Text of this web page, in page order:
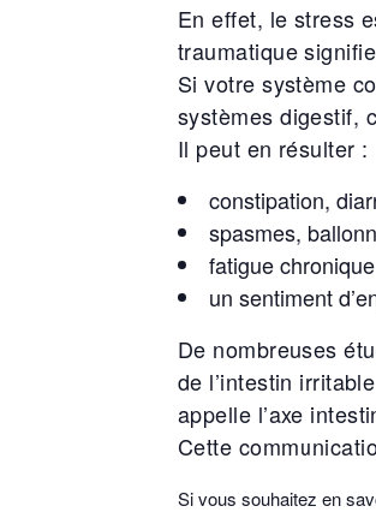
En effet, le stress
traumatique
Si votre système
systèmes digestif,
Il peut en résulter :
constipation,
spasmes,
fatigue chronique
un sentiment
De nombreuses
de l’intestin
appelle l’axe
Cette
Si vous souhaitez en